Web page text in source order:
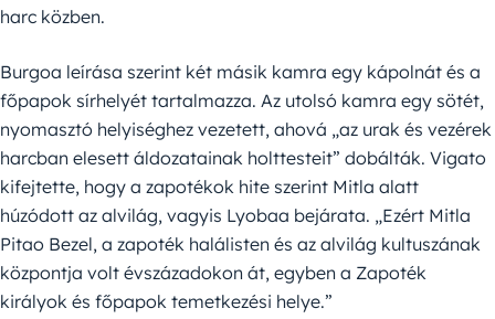
harc közben.
Burgoa leírása szerint két másik kamra egy kápolnát és a
főpapok sírhelyét tartalmazza. Az utolsó kamra egy sötét,
nyomasztó helyiséghez vezetett, ahová „az urak és vezérek
harcban elesett áldozatainak holttesteit” dobálták. Vigato
kifejtette, hogy a zapotékok hite szerint Mitla alatt
húzódott az alvilág, vagyis Lyobaa bejárata. „Ezért Mitla
Pitao Bezel, a zapoték halálisten és az alvilág kultuszának
központja volt évszázadokon át, egyben a Zapoték
királyok és főpapok temetkezési helye.”